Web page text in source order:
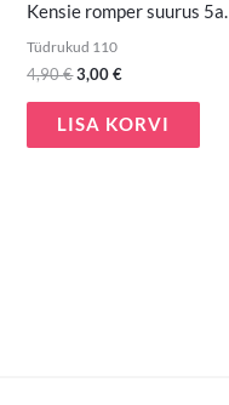
Kensie romper suurus 5a.
Tüdrukud 110
4,90€3,00€
LISA KORVI